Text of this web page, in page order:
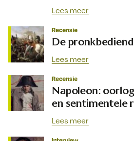
Lees meer
Recensie
De
Lees meer
Recensie
Napoleon:
en sentimentele
Lees meer